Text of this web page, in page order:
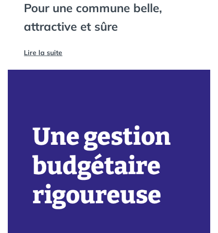
Pour une commune belle,
attractive et sûre
Lire la suite